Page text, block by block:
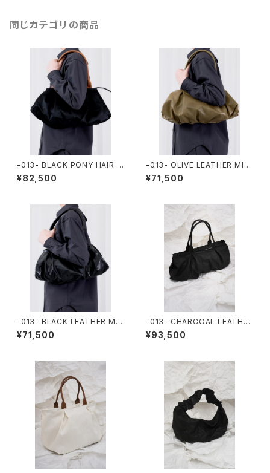
同じカテゴリの商品
-013- BLACK PONY HAIR L
EATHER MINI OFFICE TOT
E
¥82,500
-013- OLIVE LEATHER MINI
OFFICE TOTE
¥71,500
-013- BLACK LEATHER MIN
I OFFICE TOTE
¥71,500
-013- CHARCOAL LEATHE
R HALF OFFICE TOTE
¥93,500